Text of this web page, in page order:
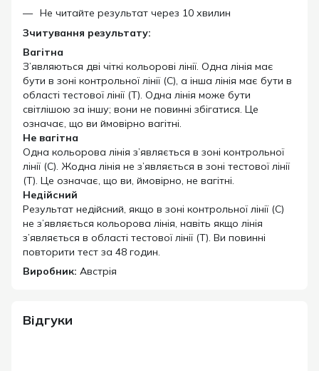
Не читайте результат через 10 хвилин
Зчитування результату:
Вагітна
З’являються дві чіткі кольорові лінії. Одна лінія має
бути в зоні контрольної лінії (C), а інша лінія має бути в
області тестової лінії (T). Одна лінія може бути
світлішою за іншу; вони не повинні збігатися. Це
означає, що ви ймовірно вагітні.
Не вагітна
Одна кольорова лінія з’являється в зоні контрольної
лінії (C). Жодна лінія не з’являється в зоні тестової лінії
(T). Це означає, що ви, ймовірно, не вагітні.
Недійсний
Результат недійсний, якщо в зоні контрольної лінії (C)
не з’являється кольорова лінія, навіть якщо лінія
з’являється в області тестової лінії (T). Ви повинні
повторити тест за 48 годин.
Виробник: Австрія
Відгуки